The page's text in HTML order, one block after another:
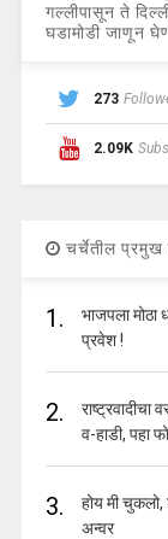
गल्लीपासून ते
घडामोडी जाणून
273
2.09K
चर्चेतील प्रमुख
1.
भाजपला मोठा
प्रवेश !
2.
राष्ट्रवादीचा
व-हाडी, पहा
3.
होय मी चुकलो,
अन्वर